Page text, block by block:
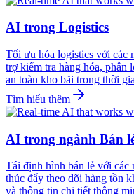
AI trong Logistics
Tối ưu hóa logistics với
trợ kiểm tra hàng hóa, phân
an toàn kho bãi trong thời
Tìm hiểu thêm
AI trong ngành Bán
Tái định hình bán lẻ với
thúc đẩy theo dõi hàng tồn
và thông tin chi tiết thông